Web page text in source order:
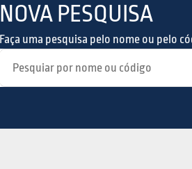
NOVA PESQUISA
Faça uma pesquisa pelo nome ou pelo